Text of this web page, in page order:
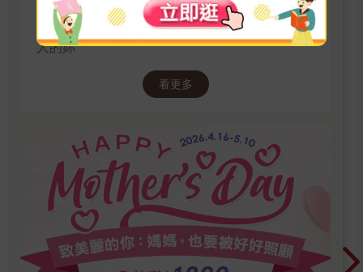
一本書 一份溫柔的生活禮物 送給總是先照顧別
人的妳
看更多